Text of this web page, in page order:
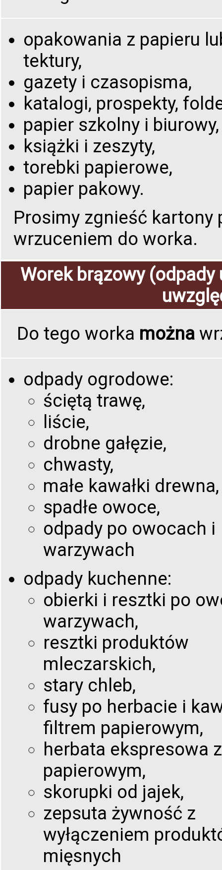
opakowania z papieru
tektury,
gazety i czasopisma,
katalogi, prospekty,
papier szkolny i biurowy,
książki i zeszyty,
torebki papierowe,
papier pakowy.
Prosimy zgnieść kartony
wrzuceniem do worka.
Worek brązowy
Do tego worka można
odpady ogrodowe:
ściętą trawę,
liście,
drobne gałęzie,
chwasty,
małe kawałki drewna,
spadłe owoce,
odpady po owocach i
warzywach
odpady kuchenne:
obierki i resztki po
warzywach,
resztki produktów
mleczarskich,
stary chleb,
fusy po herbacie i
filtrem papierowym,
herbata ekspresowa
papierowym,
skorupki od jajek,
zepsuta żywność z
wyłączeniem
mięsnych